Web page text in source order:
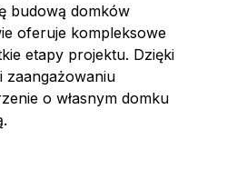
budową domków
oferuje kompleksowe
etapy projektu. Dzięki
zaangażowaniu
o własnym domku